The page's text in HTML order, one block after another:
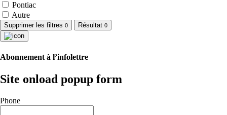
Pontiac
Autre
Supprimer les filtres 0 Résultat 0
Abonnement à l’infolettre
Site onload popup form
Phone